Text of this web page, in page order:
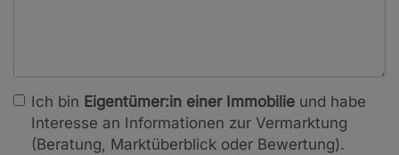
Ich bin Eigentümer:in einer Immobilie und habe
Interesse an Informationen zur Vermarktung
(Beratung, Marktüberblick oder Bewertung).